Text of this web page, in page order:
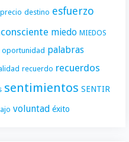
destino esfuerzo
miedo MIEDOS
oportunidad palabras
recuerdo recuerdos
sentimientos SENTIR
voluntad éxito